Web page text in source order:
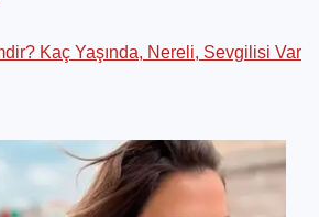
Kaç Yaşında, Nereli, Sevgilisi Var